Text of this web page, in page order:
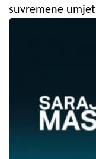
suvremene